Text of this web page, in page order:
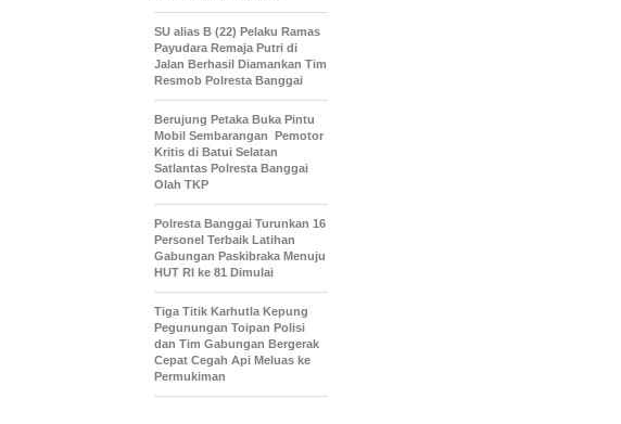
SU alias B (22) Pelaku Ramas
Payudara Remaja Putri di
Jalan Berhasil Diamankan Tim
Resmob Polresta Banggai
Berujung Petaka Buka Pintu
Mobil Sembarangan Pemotor
Kritis di Batui Selatan
Satlantas Polresta Banggai
Olah TKP
Polresta Banggai Turunkan 16
Personel Terbaik Latihan
Gabungan Paskibraka Menuju
HUT RI ke 81 Dimulai
Tiga Titik Karhutla Kepung
Pegunungan Toipan Polisi
dan Tim Gabungan Bergerak
Cepat Cegah Api Meluas ke
Permukiman